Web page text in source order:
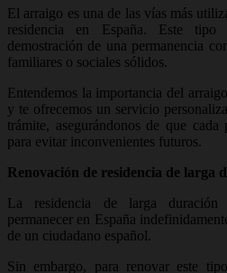
El arraigo es una de las vías más
residencia en España. Este
demostración de una permanencia
familiares o sociales sólidos.
Entendemos la importancia del
y te ofrecemos un servicio
trámite, asegurándonos de que cada
para evitar inconvenientes futuros.
Renovación de residencia de larga
La residencia de larga
permanecer en España
de un ciudadano español.
Sin embargo, para renovar este